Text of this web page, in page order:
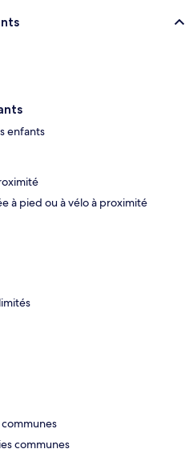
enfants
à pied ou à vélo à proximité
communes
communes